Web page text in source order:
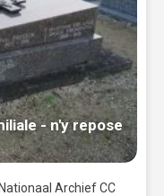
- n'y repose
Archief CC